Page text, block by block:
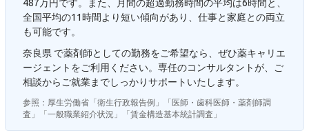
487万円です。また、月間の超過勤務時間の平均は6時間と、
全国平均の11時間より短い傾向があり、仕事と家庭との両立
も可能です。
奈良県 で薬剤師としての勤務をご希望なら、ぜひ薬キャリエ
ージェントをご利用ください。専任のコンサルタントが、ご
相談からご就業までしっかりサポートいたします。
参照：厚生労働省「衛生行政報告例」「医師・歯科医師・薬剤師調
査」「一般職業紹介状況」「賃金構造基本統計調査」